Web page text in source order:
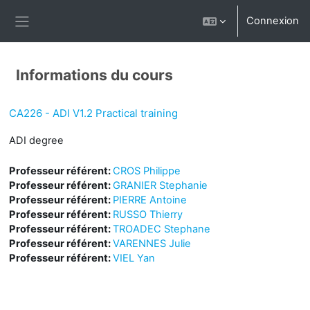
Connexion
Informations du cours
CA226 - ADI V1.2 Practical training
ADI degree
Professeur référent:CROS Philippe
Professeur référent:GRANIER Stephanie
Professeur référent: PIERRE Antoine
Professeur référent: RUSSO Thierry
Professeur référent:TROADEC Stephane
Professeur référent:VARENNES Julie
Professeur référent:VIEL Yan